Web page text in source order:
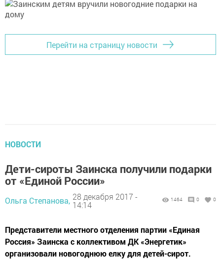
Перейти на страницу новости
НОВОСТИ
Дети-сироты Заинска получили подарки
от «Единой России»
Ольга Степанова, 28 декабря 2017 -
14:14
1464 0 0
Представители местного отделения партии «Единая
Россия» Заинска с коллективом ДК «Энергетик»
организовали новогоднюю елку для детей-сирот.